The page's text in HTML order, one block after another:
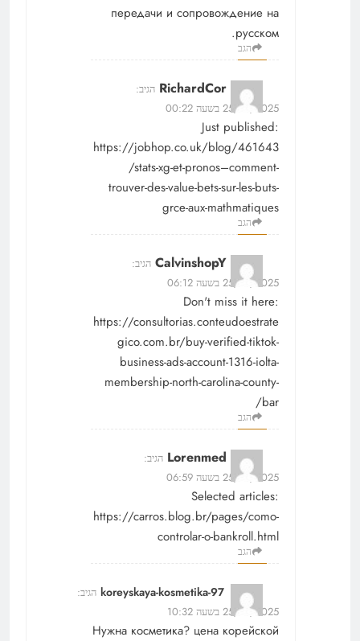
передачи и сопровождение на
русском.
הגב
RichardCor הגיב:
25/12/2025 בשעה 00:22
Just published:
https://jobhop.co.uk/blog/461643
/stats-xg-et-pronos–comment-
trouver-des-value-bets-sur-les-buts-
grce-aux-mathmatiques
הגב
CalvinshopY הגיב:
25/12/2025 בשעה 06:12
Don't miss it here:
https://consultorias.conteudoestrate
gico.com.br/buy-verified-tiktok-
business-ads-account-1316-iolta-
membership-north-carolina-county-
bar/
הגב
Lorenmed הגיב:
25/12/2025 בשעה 06:59
Selected articles:
https://carros.blog.br/pages/como-
controlar-o-bankroll.html
הגב
koreyskaya-kosmetika-97 הגיב:
25/12/2025 בשעה 10:32
Нужна косметика? цена корейской